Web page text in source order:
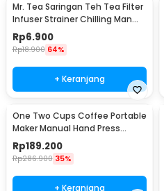
Mr. Tea Saringan Teh Tea Filter
Infuser Strainer Chilling Man
Silicon - MR03
Rp6.900
Rp18.900 64%
+ Keranjang
One Two Cups Coffee Portable
Maker Manual Hand Press
Espresso 300ml - T35066
Rp189.200
Rp286.900 35%
+ Keranjang